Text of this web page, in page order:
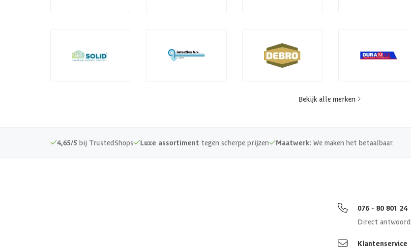
Bekijk alle merken
4,65/5 bij TrustedShops Luxe assortiment tegen scherpe prijzen Maatwerk: We maken het betaalbaar.
076 - 80 801 24
Direct antwoord
Klantenservice